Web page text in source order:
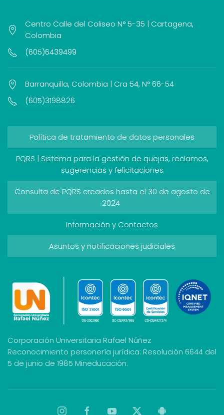
Centro Calle del Coliseo N° 5-35 | Cartagena,
Colombia
(605)6439499
Barranquilla, Colombia | Cra 54, N° 66-54
(605)3198826
Política de tratamiento de datos personales
PQRS | Sistema para la gestión de quejas, reclamos,
sugerencias y felicitaciones
Consulta de PQRS creados hasta el 30 de agosto de
2024
Información y Contactos
Asuntos y notificaciones judiciales
Corporación Universitaria Rafael Núñez
Reconocimiento personería jurídica: Resolución 6644 del
5 de junio de 1985 Mineducación.